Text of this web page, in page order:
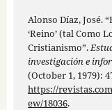
Alonso Díaz, José.
‘Reino’ (tal Como
Cristianismo”.
investigación e
(October 1, 1979):
https://
ew/18036.